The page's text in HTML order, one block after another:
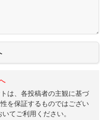
は、各投稿者の主観に基づ
を保証するものではござい
てご利用ください。